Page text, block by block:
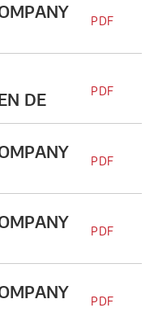
PDF
DE
PDF
PDF
PDF
PDF